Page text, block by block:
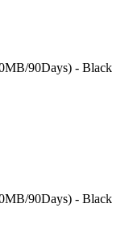
90Days) - Black
90Days) - Black